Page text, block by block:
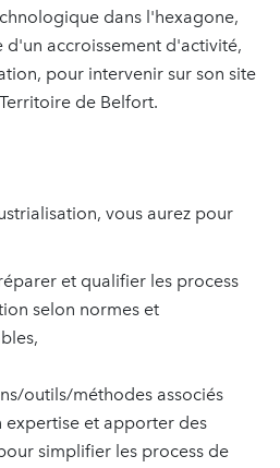
dans l'hexagone,
d'un accroissement d'activité,
pour intervenir sur son site
de Belfort.
vous aurez pour
et qualifier les process
selon normes et
outils/méthodes associés
expertise et apporter des
simplifier les process de